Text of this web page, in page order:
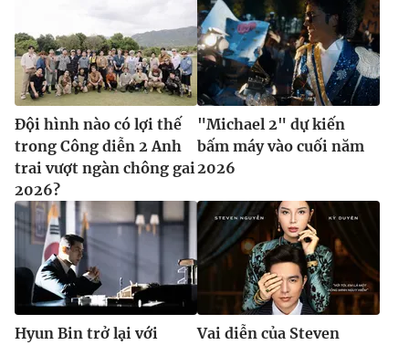
024.66 897 897
Email:toasoan@vtv.vn
Liên hệ quảng cáo:024-7300.7108
® Cấm sao chép dưới mọi hình thức nếu không có sự chấp
thuận bằng văn bản. Ghi rõ nguồn VTV.vn khi phát hành lại
Đội hình nào có lợi thế
trong Công diễn 2 Anh
trai vượt ngàn chông gai
2026?
"Michael 2" dự kiến
bấm máy vào cuối năm
2026
Hyun Bin trở lại với
Vai diễn của Steven